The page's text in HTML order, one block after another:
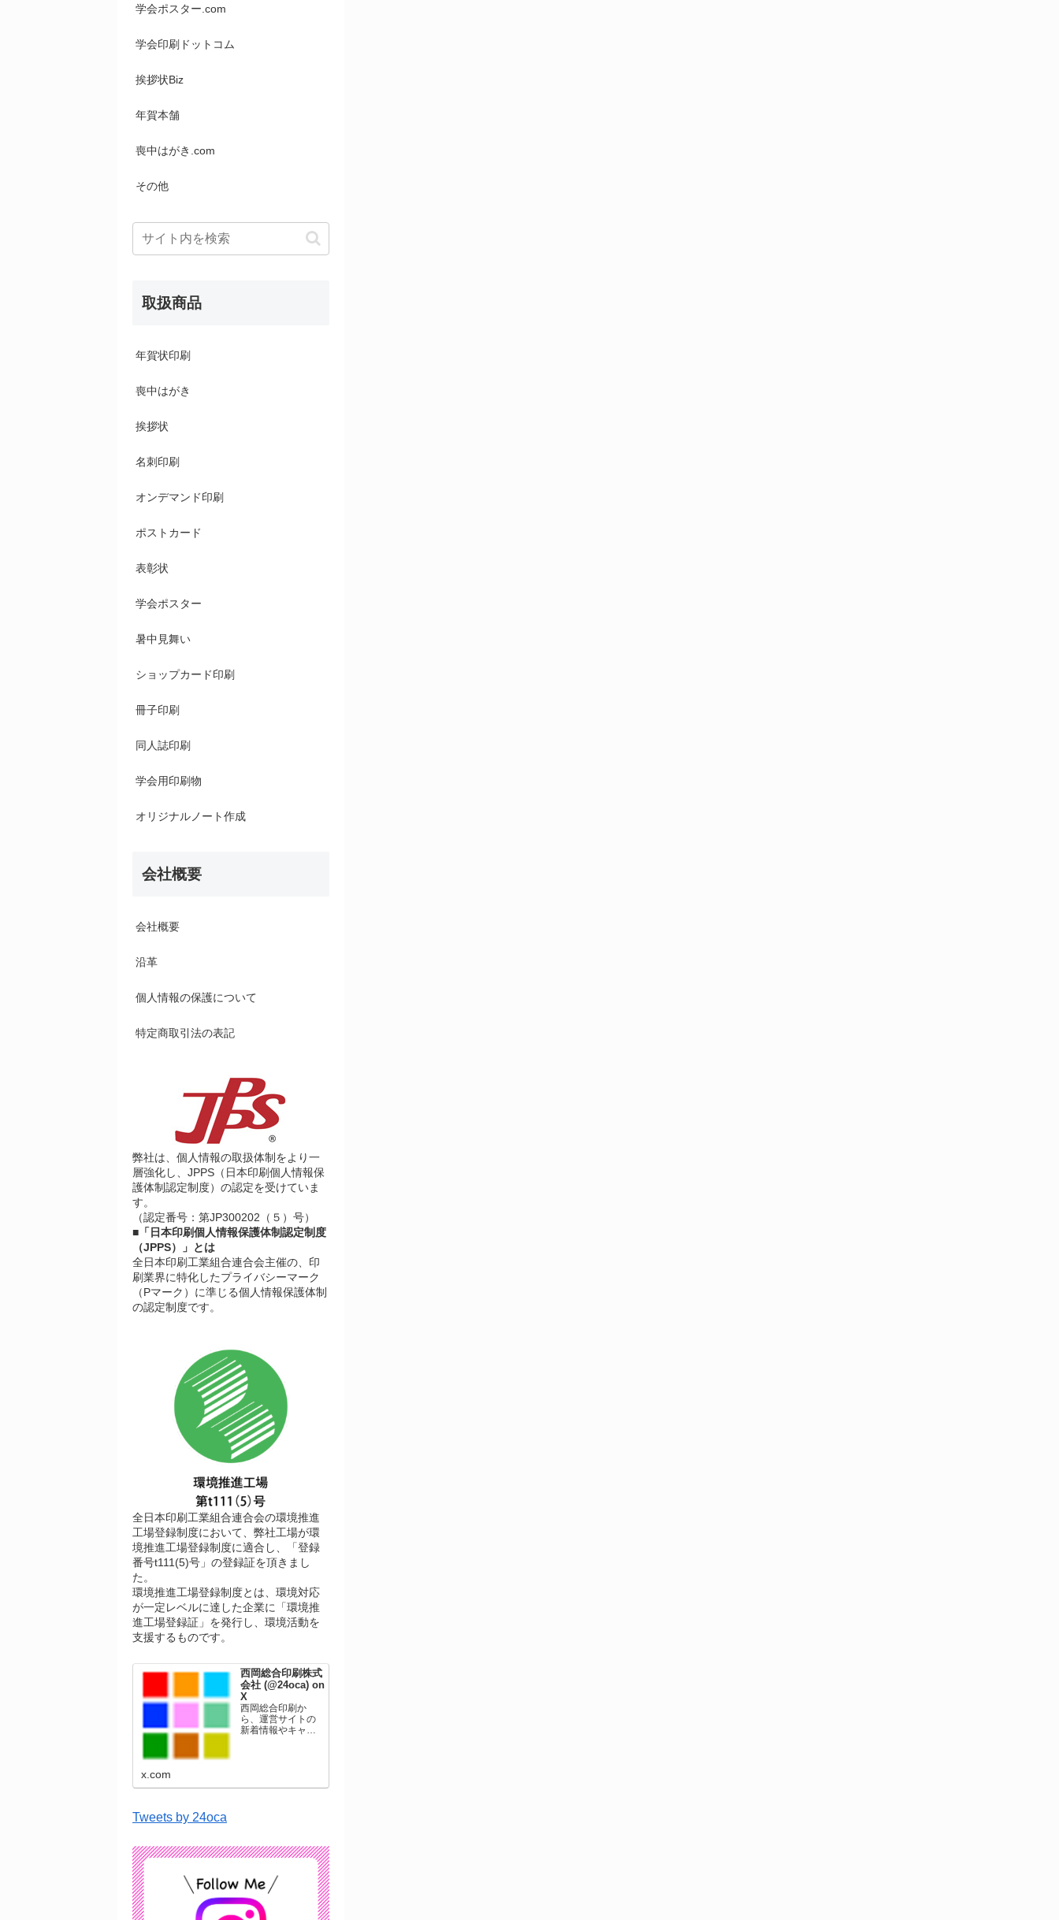
学会ポスター.com
学会印刷ドットコム
挨拶状Biz
年賀本舗
喪中はがき.com
その他
取扱商品
年賀状印刷
喪中はがき
挨拶状
名刺印刷
オンデマンド印刷
ポストカード
表彰状
学会ポスター
暑中見舞い
ショップカード印刷
冊子印刷
同人誌印刷
学会用印刷物
オリジナルノート作成
会社概要
会社概要
沿革
個人情報の保護について
特定商取引法の表記
弊社は、個人情報の取扱体制をより一
層強化し、JPPS（日本印刷個人情報保
護体制認定制度）の認定を受けていま
す。
（認定番号：第JP300202（５）号）
■「日本印刷個人情報保護体制認定制度
（JPPS）」とは
全日本印刷工業組合連合会主催の、印
刷業界に特化したプライバシーマーク
（Pマーク）に準じる個人情報保護体制
の認定制度です。
全日本印刷工業組合連合会の環境推進
工場登録制度において、弊社工場が環
境推進工場登録制度に適合し、「登録
番号t111(5)号」の登録証を頂きまし
た。
環境推進工場登録制度とは、環境対応
が一定レベルに達した企業に「環境推
進工場登録証」を発行し、環境活動を
支援するものです。
西岡総合印刷株式
会社 (@24oca) on
X
西岡総合印刷か
ら、運営サイトの
新着情報やキャン
ています。
x.com
Tweets by 24oca